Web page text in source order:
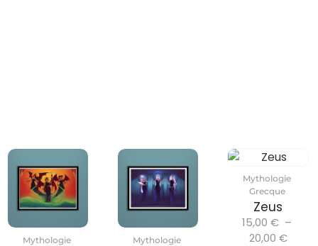
Mythologie
Mythologie
Mythologie
Grecque
Zeus
15,00 € –
20,00 €